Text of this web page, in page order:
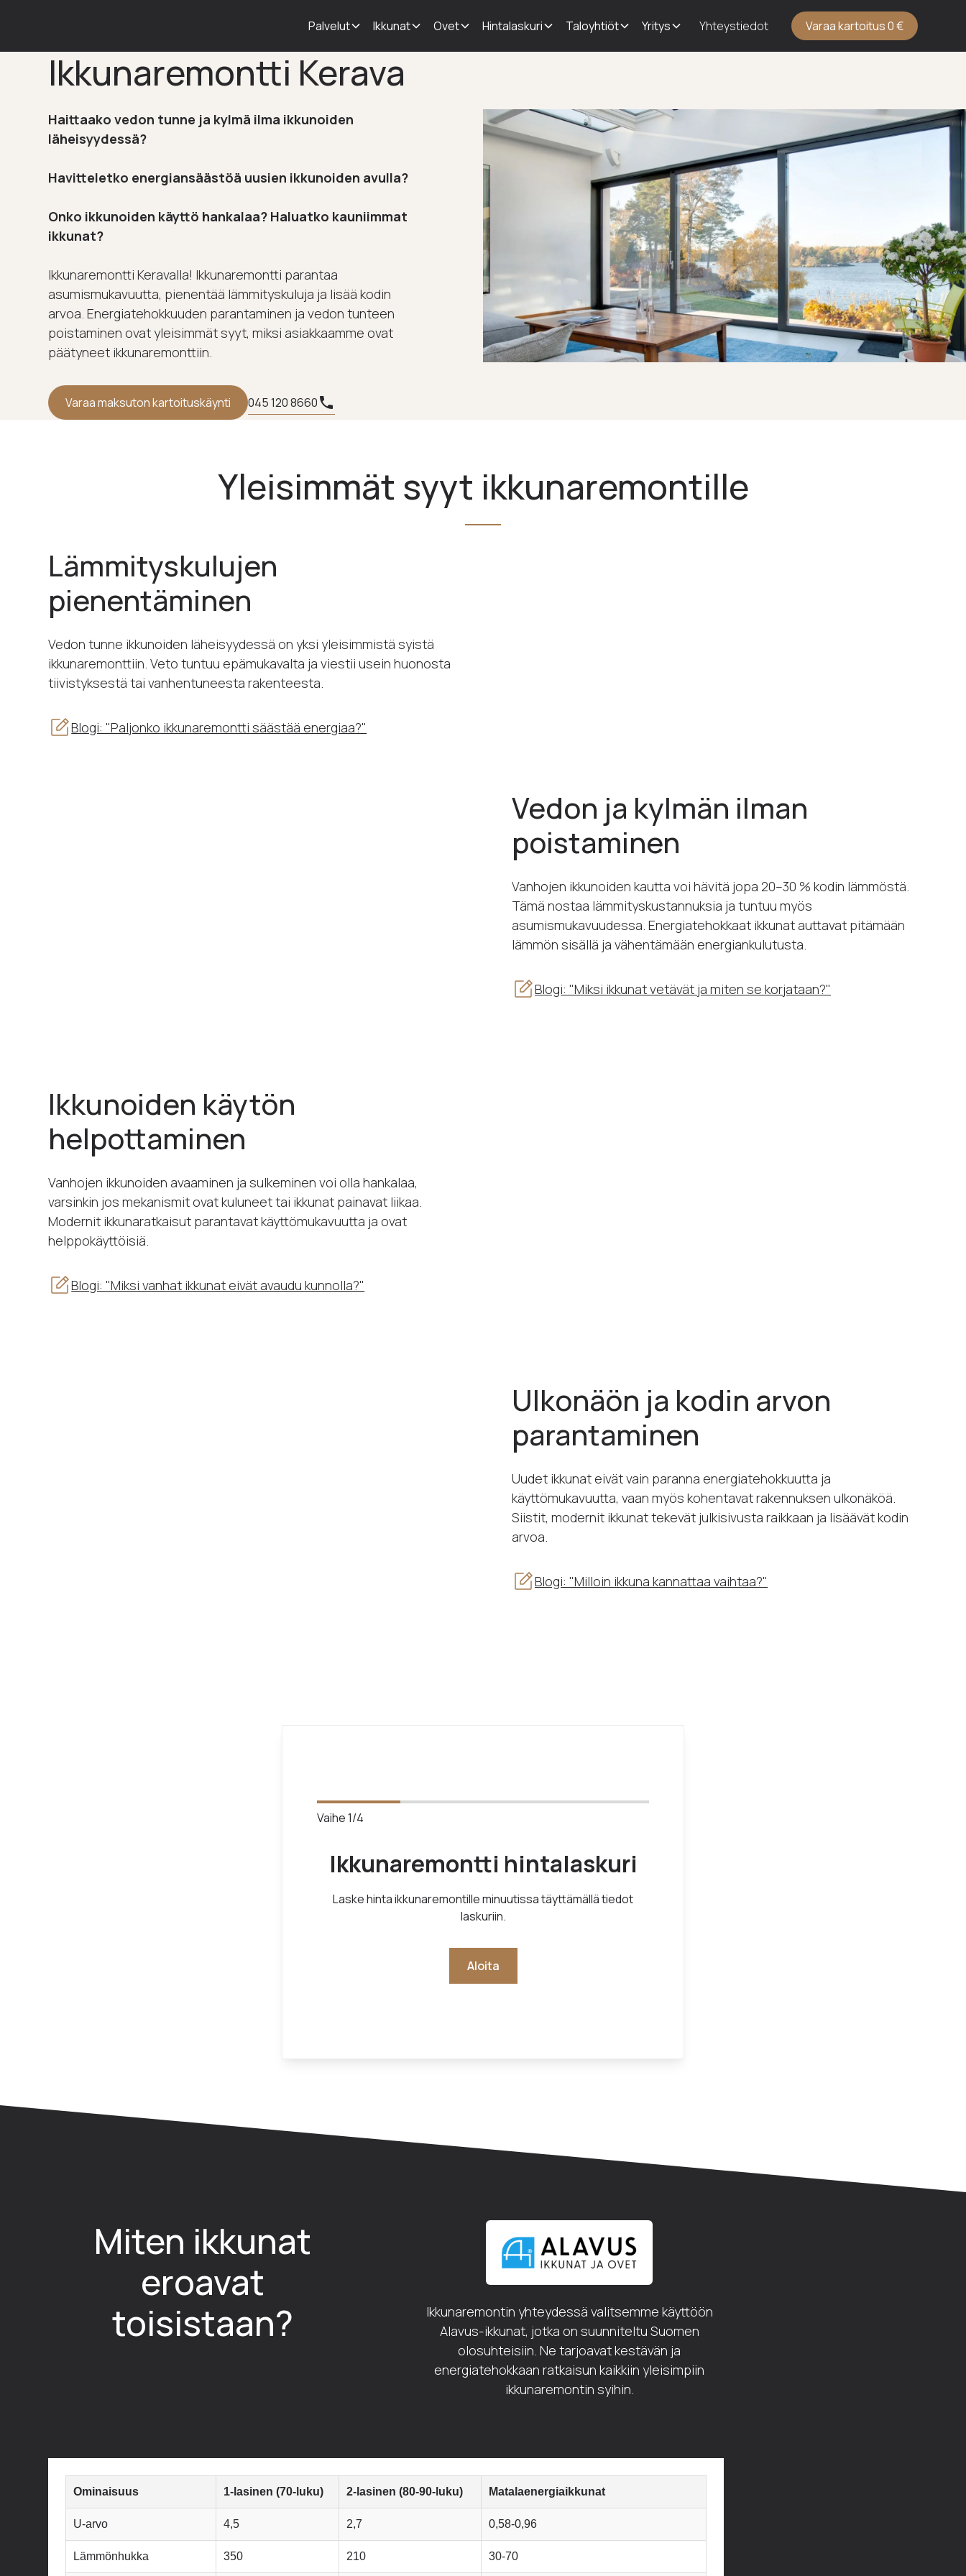
Palvelut Ikkunat Ovet Hintalaskuri Taloyhtiöt Yritys Yhteystiedot Varaa kartoitus 0 €
Ikkunaremontti Kerava
Haittaako vedon tunne ja kylmä ilma ikkunoiden
läheisyydessä?
Havitteletko energiansäästöä uusien ikkunoiden avulla?
Onko ikkunoiden käyttö hankalaa? Haluatko kauniimmat
ikkunat?
Ikkunaremontti Keravalla! Ikkunaremontti parantaa
asumismukavuutta, pienentää lämmityskuluja ja lisää kodin
arvoa. Energiatehokkuuden parantaminen ja vedon tunteen
poistaminen ovat yleisimmät syyt, miksi asiakkaamme ovat
päätyneet ikkunaremonttiin.
Varaa maksuton kartoituskäynti 045 120 8660
Yleisimmät syyt ikkunaremontille
Lämmityskulujen
pienentäminen
Vedon tunne ikkunoiden läheisyydessä on yksi yleisimmistä syistä
ikkunaremonttiin. Veto tuntuu epämukavalta ja viestii usein huonosta
tiivistyksestä tai vanhentuneesta rakenteesta.
Blogi: "Paljonko ikkunaremontti säästää energiaa?"
Vedon ja kylmän ilman
poistaminen
Vanhojen ikkunoiden kautta voi hävitä jopa 20–30 % kodin lämmöstä.
Tämä nostaa lämmityskustannuksia ja tuntuu myös
asumismukavuudessa. Energiatehokkaat ikkunat auttavat pitämään
lämmön sisällä ja vähentämään energiankulutusta.
Blogi: "Miksi ikkunat vetävät ja miten se korjataan?"
Ikkunoiden käytön
helpottaminen
Vanhojen ikkunoiden avaaminen ja sulkeminen voi olla hankalaa,
varsinkin jos mekanismit ovat kuluneet tai ikkunat painavat liikaa.
Modernit ikkunaratkaisut parantavat käyttömukavuutta ja ovat
helppokäyttöisiä.
Blogi: "Miksi vanhat ikkunat eivät avaudu kunnolla?"
Ulkonäön ja kodin arvon
parantaminen
Uudet ikkunat eivät vain paranna energiatehokkuutta ja
käyttömukavuutta, vaan myös kohentavat rakennuksen ulkonäköä.
Siistit, modernit ikkunat tekevät julkisivusta raikkaan ja lisäävät kodin
arvoa.
Blogi: "Milloin ikkuna kannattaa vaihtaa?"
Vaihe1/4
Ikkunaremontti hintalaskuri
Laske hinta ikkunaremontille minuutissa täyttämällä tiedot
laskuriin.
Aloita
Miten ikkunat
eroavat
toisistaan?
Ikkunaremontin yhteydessä valitsemme käyttöön
Alavus-ikkunat, jotka on suunniteltu Suomen
olosuhteisiin. Ne tarjoavat kestävän ja
energiatehokkaan ratkaisun kaikkiin yleisimpiin
ikkunaremontin syihin.
Ominaisuus 1-lasinen (70-luku) 2-lasinen (80-90-luku) Matalaenergiaikkunat
U-arvo 4,5 2,7 0,58-0,96
Lämmönhukka 350 210 30-70